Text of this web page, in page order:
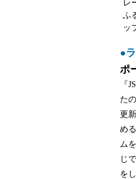
レ
ふ
ッ
●
ポ
『
た
更
め
ム
じ
を